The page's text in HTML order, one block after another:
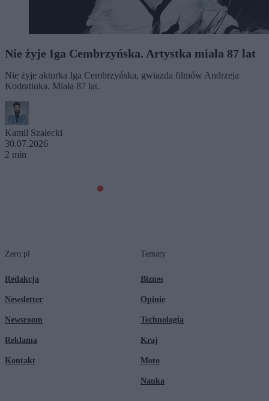
Nie żyje Iga Cembrzyńska. Artystka miała 87 lat
Nie żyje aktorka Iga Cembrzyńska, gwiazda filmów Andrzeja
Kodratiuka. Miała 87 lat.
Kamil Szałecki
30.07.2026
2 min
Zero.pl
Redakcja
Newsletter
Newsroom
Reklama
Kontakt
Tematy
Biznes
Opinie
Technologia
Kraj
Moto
Nauka